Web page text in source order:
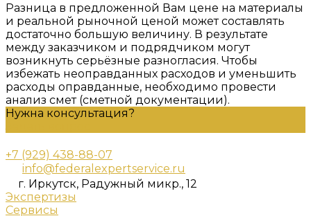
Разница в предложенной Вам цене на материалы
и реальной рыночной ценой может составлять
достаточно большую величину. В результате
между заказчиком и подрядчиком могут
возникнуть серьёзные разногласия. Чтобы
избежать неоправданных расходов и уменьшить
расходы оправданные, необходимо провести
анализ смет (сметной документации).
Нужна консультация?
+7 (929) 438-88-07
info@federalexpertservice.ru
г. Иркутск, Радужный микр., 12
Экспертизы
Сервисы